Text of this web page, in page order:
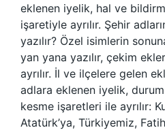
eklenen iyelik, hal ve
işaretiyle ayrılır. Şehir
yazılır? Özel isimlerin
yan yana yazılır, çekim
ayrılır. İl ve ilçelere gelen
adlara eklenen iyelik,
kesme işaretleri ile ayrılır:
Atatürk’ya, Türkiyemiz,